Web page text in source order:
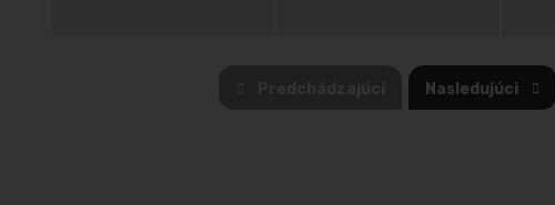
Nasledujúci